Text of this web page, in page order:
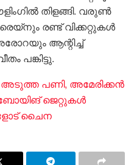
തിളങ്ങി. വരുൺ
രണ്ട് വിക്കറ്റുകൾ
ആന്റിച്ച്
പങ്കിട്ടു.
പണി, അമേരിക്കൻ
ജെറ്റുകൾ
ചൈന